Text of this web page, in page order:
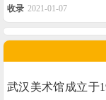
收录 2021-01-07
武汉美术馆成立于